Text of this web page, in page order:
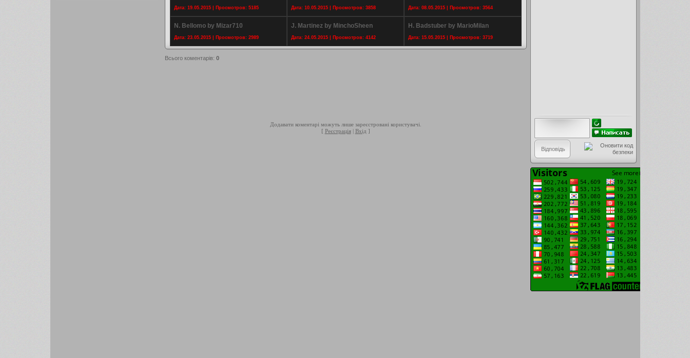
Дата: 19.05.2015 | Просмотров: 5185 Дата: 10.05.2015 | Просмотров: 3858 Дата: 08.05.2015 | Просмотров: 3564
N. Bellomo by Mizar710
Дата: 23.05.2015 | Просмотров: 2989
J. Martinez by MinchoSheen
Дата: 24.05.2015 | Просмотров: 4142
H. Badstuber by MarioMilan
Дата: 15.05.2015 | Просмотров: 3719
Всього коментарів: 0
Додавати коментарі можуть лише зареєстровані користувачі.
[ Реєстрація| Вхід ]